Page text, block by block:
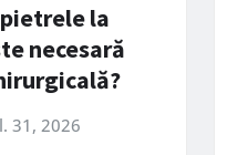
la
necesară
31, 2026